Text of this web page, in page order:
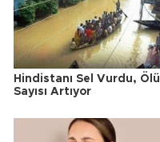
Hindistanı Sel Vurdu, Ölü
Sayısı Artıyor